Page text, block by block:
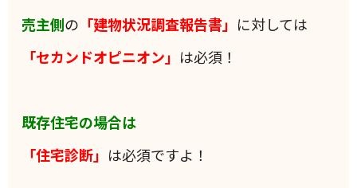
売主側の 「建物状況調査報告書」 に対しては
「セカンドオピニオン」 は必須！
既存住宅の場合は
「住宅診断」 は必須ですよ！